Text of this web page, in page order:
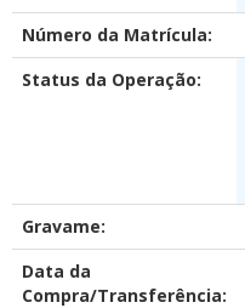
Número da Matrícula:
Status da Operação:
Gravame:
Data da
Compra/Transferência: